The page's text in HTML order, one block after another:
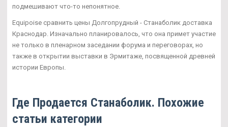
подмешивают что-то непонятное.
Equipoise сравнить цены Долгопрудный - Станаболик доставка
Краснодар. Изначально планировалось, что она примет участие
не только в пленарном заседании форума и переговорах, но
также в открытии выставки в Эрмитаже, посвященной древней
истории Европы.
Где Продается Станаболик. Похожие
статьи категории